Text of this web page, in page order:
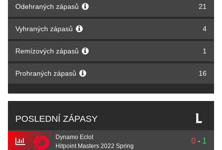
Odehraných zápasů 21
Vyhraných zápasů 4
Remízových zápasů 1
Prohraných zápasů 16
POSLEDNÍ ZÁPASY
Dynamo Eclot
Hitpoint Masters 2022 Spring
0 - 1